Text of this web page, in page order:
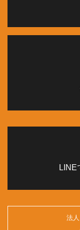
LINE
法